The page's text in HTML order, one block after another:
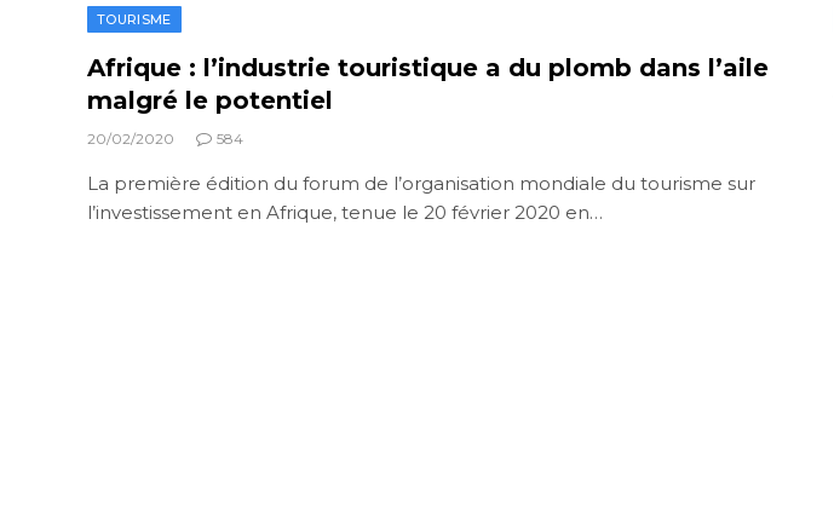
TOURISME
Afrique : l’industrie touristique a du plomb dans l’aile
malgré le potentiel
20/02/2020 584
La première édition du forum de l’organisation mondiale du tourisme sur
l’investissement en Afrique, tenue le 20 février 2020 en…